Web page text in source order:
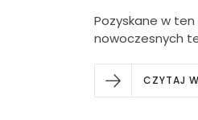
Pozyskane w
nowoczesnych
CZYTAJ